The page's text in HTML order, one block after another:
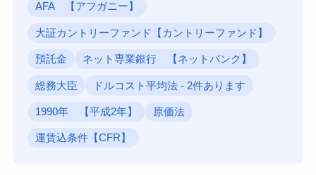
AFA 【アフガニー】
大証カントリーファンド【カントリーファンド】
預託金 ネット専業銀行 【ネットバンク】
総務大臣 ドルコスト平均法 - 2件あります
1990年 【平成2年】 原価法
運賃込条件【CFR】